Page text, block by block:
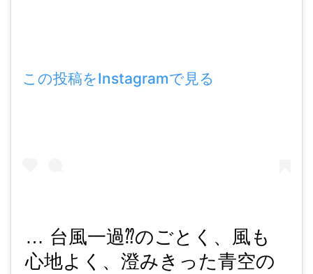
この投稿をInstagramで見る
… 台風一過⁇のごとく、風も
心地よく、澄みきった青空の